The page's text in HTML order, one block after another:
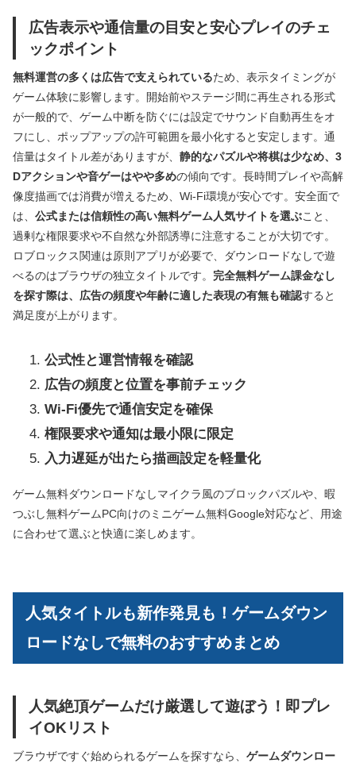
広告表示や通信量の目安と安心プレイのチェ
ックポイント
無料運営の多くは広告で支えられているため、表示タイミングが
ゲーム体験に影響します。開始前やステージ間に再生される形式
が一般的で、ゲーム中断を防ぐには設定でサウンド自動再生をオ
フにし、ポップアップの許可範囲を最小化すると安定します。通
信量はタイトル差がありますが、 静的なパズルや将棋は少なめ、3
Dアクションや音ゲーはやや多めの傾向です。長時間プレイや高解
像度描画では消費が増えるため、Wi‑Fi環境が安心です。安全面で
は、 公式または信頼性の高い無料ゲーム人気サイトを選ぶこと、
過剰な権限要求や不自然な外部誘導に注意することが大切です。
ロブロックス関連は原則アプリが必要で、ダウンロードなしで遊
べるのはブラウザの独立タイトルです。 完全無料ゲーム課金なし
を探す際は、広告の頻度や年齢に適した表現の有無も確認すると
満足度が上がります。
公式性と運営情報を確認
広告の頻度と位置を事前チェック
Wi‑Fi優先で通信安定を確保
権限要求や通知は最小限に限定
入力遅延が出たら描画設定を軽量化
ゲーム無料ダウンロードなしマイクラ風のブロックパズルや、暇
つぶし無料ゲームPC向けのミニゲーム無料Google対応など、用途
に合わせて選ぶと快適に楽しめます。
人気タイトルも新作発見も！ゲームダウン
ロードなしで無料のおすすめまとめ
人気絶頂ゲームだけ厳選して遊ぼう！即プレ
イOKリスト
ブラウザですぐ始められるゲームを探すなら、 ゲームダウンロー